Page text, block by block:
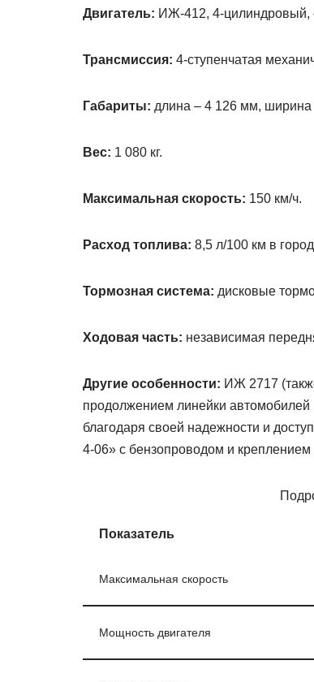
Двигатель: ИЖ-412, 4-цилиндровый,
Трансмиссия: 4-ступенчатая
Габариты: длина – 4 126 мм,
Вес: 1 080 кг.
Максимальная скорость: 150 км/ч.
Расход топлива: 8,5 л/100 км в
Тормозная система: дисковые
Ходовая часть: независимая
Другие особенности: ИЖ 2717
продолжением линейки
благодаря своей надежности и
4-06» с бензопроводом и
Показатель
Максимальная скорость
Мощность двигателя